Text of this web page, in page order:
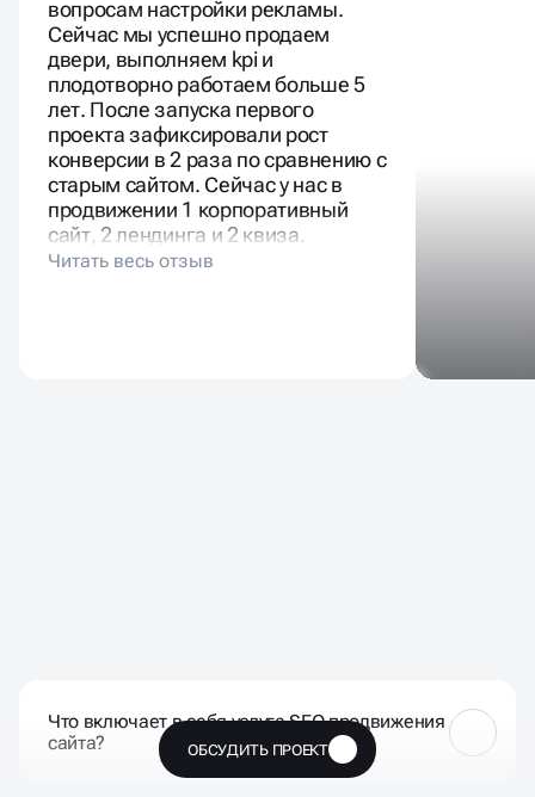
вопросам настройки рекламы.
Сейчас мы успешно продаем
двери, выполняем kpi и
плодотворно работаем больше 5
лет. После запуска первого
проекта зафиксировали рост
конверсии в 2 раза по сравнению с
старым сайтом. Сейчас у нас в
продвижении 1 корпоративный
сайт, 2 лендинга и 2 квиза.
Что включает в себя услуга SEO продвижения
сайта?
ОБСУДИТЬ ПРОЕКТ